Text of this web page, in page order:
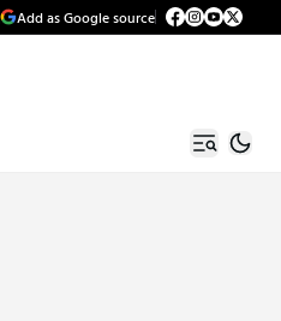
Add as Google source